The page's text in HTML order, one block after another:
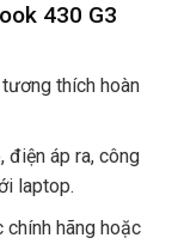
430 G3
thích hoàn
điện áp ra, công
laptop.
hãng hoặc